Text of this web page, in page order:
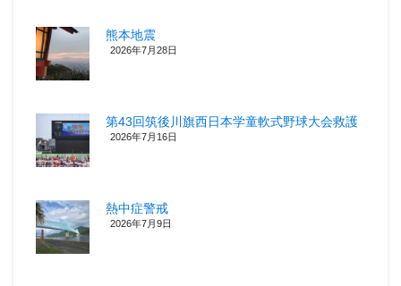
熊本地震
2026年7月28日
第43回筑後川旗西日本学童軟式野球大会救護
2026年7月16日
熱中症警戒
2026年7月9日